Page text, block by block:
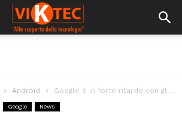
Android Google è in forte ritardo con gli aggiornamenti ad Android Wear 2.0
Google News